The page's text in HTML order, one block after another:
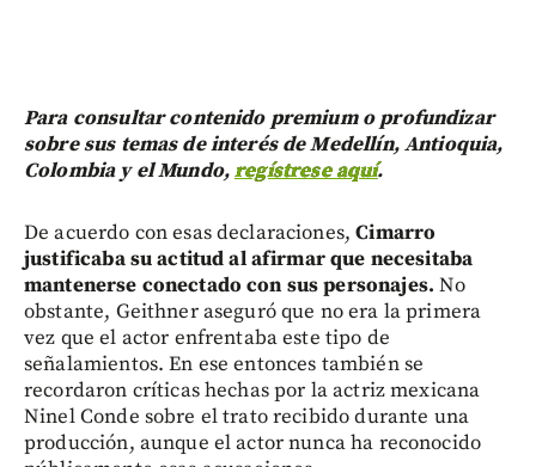
Para consultar contenido premium o profundizar
sobre sus temas de interés de Medellín, Antioquia,
Colombia y el Mundo,regístrese aquí.
De acuerdo con esas declaraciones,Cimarro
justificaba su actitud al afirmar que necesitaba
mantenerse conectado con sus personajes. No
obstante, Geithner aseguró que no era la primera
vez que el actor enfrentaba este tipo de
señalamientos. En ese entonces también se
recordaron críticas hechas por la actriz mexicana
Ninel Conde sobre el trato recibido durante una
producción, aunque el actor nunca ha reconocido